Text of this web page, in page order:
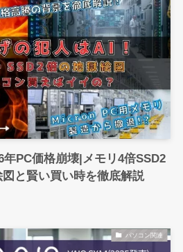
年PC価格崩壊|メモリ4倍SSD2
と賢い買い時を徹底解説
パソコン関連